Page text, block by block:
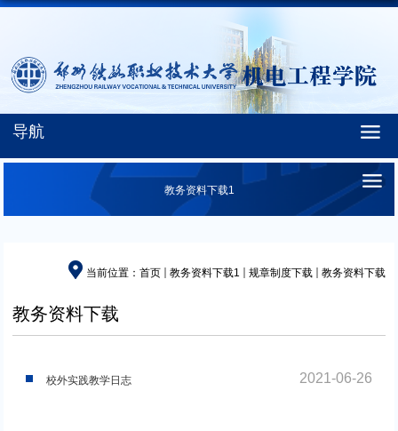
导航
教务资料下载1
当前位置： 首页 教务资料下载1 规章制度下载 教务资料下载
教务资料下载
校外实践教学日志 2021-06-26